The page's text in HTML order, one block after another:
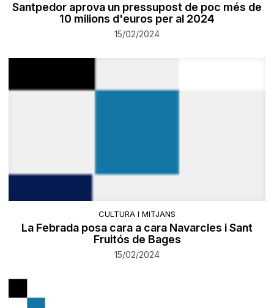
Santpedor aprova un pressupost de poc més de
10 milions d'euros per al 2024
15/02/2024
CULTURA I MITJANS
La Febrada posa cara a cara Navarcles i Sant
Fruitós de Bages
15/02/2024